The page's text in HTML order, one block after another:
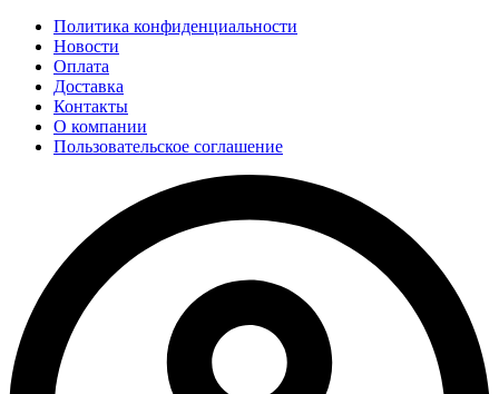
Политика конфиденциальности
Новости
Оплата
Доставка
Контакты
О компании
Пользовательское соглашение